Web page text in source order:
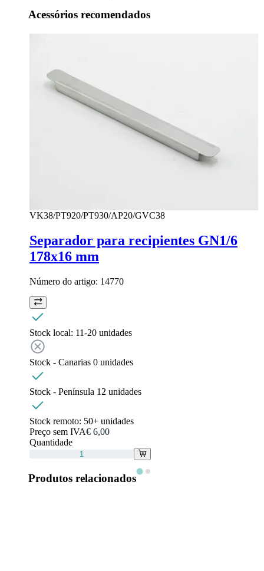
Acessórios recomendados
VK38/PT920/PT930/AP20/GVC38
Separador para recipientes GN1/6
178x16 mm
Número do artigo: 14770
Stock local: 11-20 unidades
Stock - Canarias 0 unidades
Stock - Península 12 unidades
Stock remoto: 50+ unidades
Preço sem IVA€ 6,00
Quantidade
Produtos relacionados